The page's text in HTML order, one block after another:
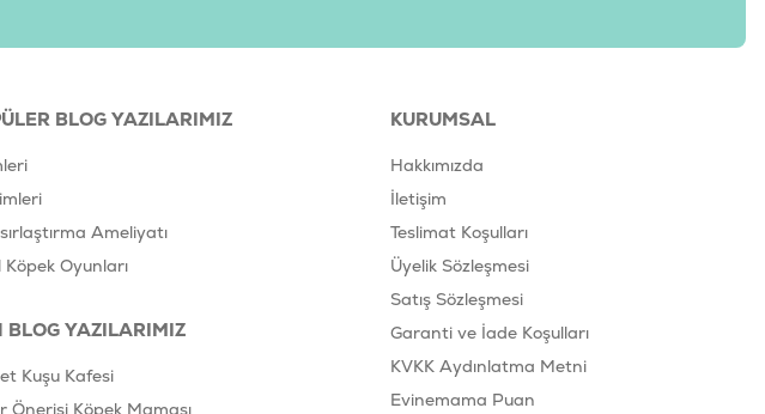
BLOG YAZILARIMIZ
Ameliyatı
Köpek Oyunları
BLOG YAZILARIMIZ
Kuşu Kafesi
KURUMSAL
Hakkımızda
İletişim
Teslimat Koşulları
Üyelik Sözleşmesi
Satış Sözleşmesi
Garanti ve İade Koşulları
KVKK Aydınlatma Metni
Evinemama Puan